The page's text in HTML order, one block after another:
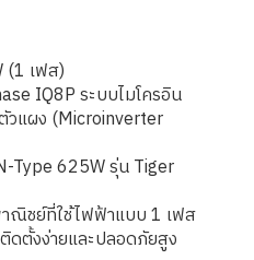
(1 เฟส)
IQ8P ระบบไมโครอิน
วแผง (Microinverter
Type 625W รุ่น Tiger
าณิชย์ที่ใช้ไฟฟ้าแบบ 1 เฟส
ดตั้งง่ายและปลอดภัยสูง